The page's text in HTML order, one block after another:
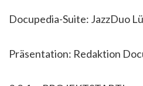
Docupedia-Suite: JazzDuo
Präsentation: Redaktion